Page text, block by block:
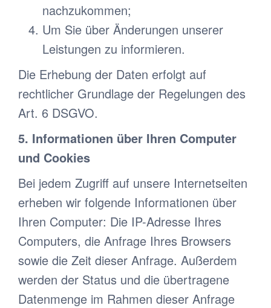
nachzukommen;
Um Sie über Änderungen unserer
Leistungen zu informieren.
Die Erhebung der Daten erfolgt auf
rechtlicher Grundlage der Regelungen des
Art. 6 DSGVO.
5. Informationen über Ihren Computer
und Cookies
Bei jedem Zugriff auf unsere Internetseiten
erheben wir folgende Informationen über
Ihren Computer: Die IP-Adresse Ihres
Computers, die Anfrage Ihres Browsers
sowie die Zeit dieser Anfrage. Außerdem
werden der Status und die übertragene
Datenmenge im Rahmen dieser Anfrage